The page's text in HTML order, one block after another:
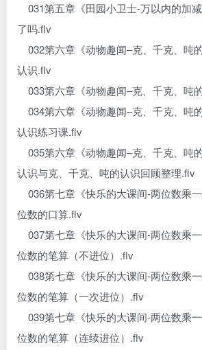
031第五章《田园小卫士-万以内的加
了吗.flv
032第六章《动物趣闻–克、千克、吨
认识.flv
033第六章《动物趣闻–克、千克、吨
034第六章《动物趣闻–克、千克、吨
认识练习课.flv
035第六章《动物趣闻–克、千克、吨
认识与克、千克、吨的认识回顾整理.flv
036第七章《快乐的大课间-两位数乘
位数的口算.flv
037第七章《快乐的大课间-两位数乘
位数的笔算（不进位）.flv
038第七章《快乐的大课间-两位数乘
位数的笔算（一次进位）.flv
039第七章《快乐的大课间-两位数乘
位数的笔算（连续进位）.flv